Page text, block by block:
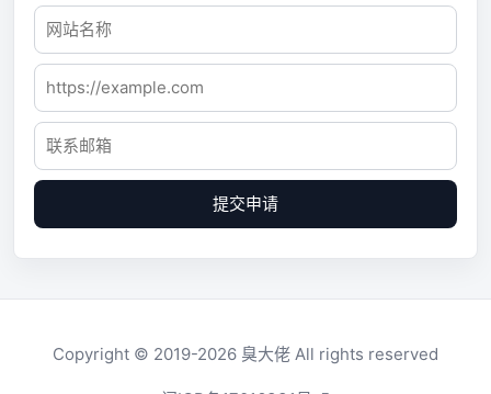
提交申请
Copyright © 2019-2026 臭大佬 All rights reserved